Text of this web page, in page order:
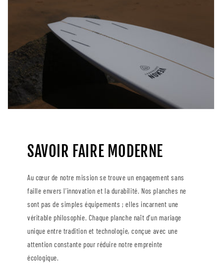
SAVOIR FAIRE MODERNE
Au cœur de notre mission se trouve un engagement sans
faille envers l’innovation et la durabilité. Nos planches ne
sont pas de simples équipements ; elles incarnent une
véritable philosophie. Chaque planche naît d’un mariage
unique entre tradition et technologie, conçue avec une
attention constante pour réduire notre empreinte
écologique.